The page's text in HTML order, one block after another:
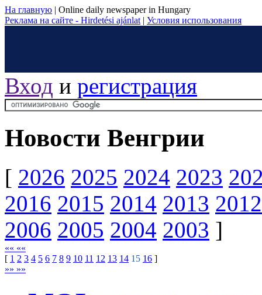
На главную | Online daily newspaper in Hungary
Реклама на сайте - Hirdetési ajánlat | Условия использования
Вход и регистрация
Новости Венгрии
[ 2026 2025 2024 2023
2016 2015 2014 2013 2012
2006 2005 2004 2003 ]
«« ««
[ 1 2 3 4 5 6 7 8 9 10 11 12 13 14 15 16 ]
»» »»